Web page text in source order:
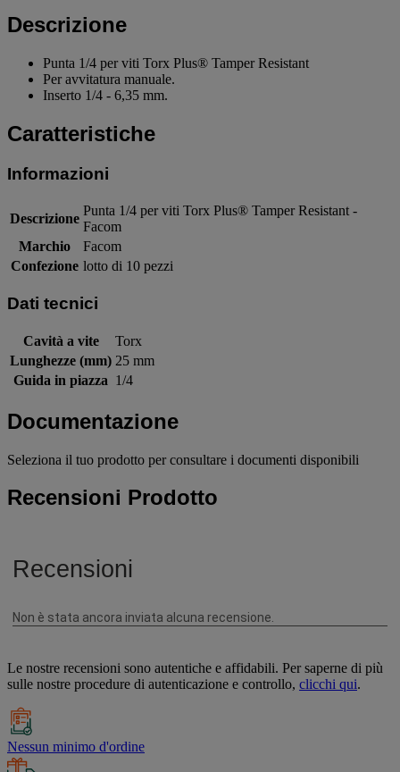
Descrizione
Punta 1/4 per viti Torx Plus® Tamper Resistant
Per avvitatura manuale.
Inserto 1/4 - 6,35 mm.
Caratteristiche
Informazioni
Descrizione
Punta 1/4 per viti Torx Plus® Tamper Resistant -
Facom
Marchio
Facom
Confezione lotto di 10 pezzi
Dati tecnici
Cavità a vite
Torx
Lunghezze (mm) 25 mm
Guida in piazza 1/4
Documentazione
Seleziona il tuo prodotto per consultare i documenti disponibili
Recensioni Prodotto
Le nostre recensioni sono autentiche e affidabili. Per saperne di più
sulle nostre procedure di autenticazione e controllo, clicchi qui.
Nessun minimo d'ordine